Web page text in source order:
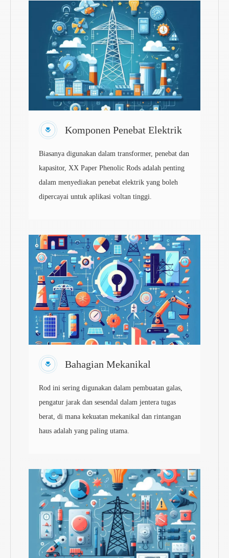
Komponen Penebat Elektrik
Biasanya digunakan dalam transformer, penebat dan
kapasitor, XX Paper Phenolic Rods adalah penting
dalam menyediakan penebat elektrik yang boleh
dipercayai untuk aplikasi voltan tinggi.
Bahagian Mekanikal
Rod ini sering digunakan dalam pembuatan galas,
pengatur jarak dan sesendal dalam jentera tugas
berat, di mana kekuatan mekanikal dan rintangan
haus adalah yang paling utama.